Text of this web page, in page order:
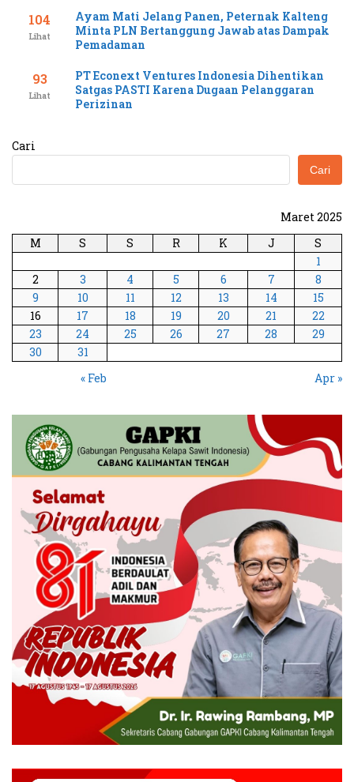
104
Lihat
Ayam Mati Jelang Panen, Peternak Kalteng
Minta PLN Bertanggung Jawab atas Dampak
Pemadaman
93
Lihat
PT Econext Ventures Indonesia Dihentikan
Satgas PASTI Karena Dugaan Pelanggaran
Perizinan
Cari
Cari
Maret 2025
M
S S R K J
S
1
2
3 4 5 6 7
8
9
10 11 12 13 14
15
16
17 18 19 20 21
22
23
24 25 26 27 28
29
30
31
« Feb
Apr »